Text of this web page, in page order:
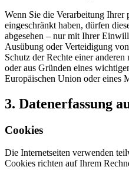
Wenn Sie die Verarbeitung Ihrer
eingeschränkt haben, dürfen
abgesehen – nur mit Ihrer
Ausübung oder Verteidigung
Schutz der Rechte einer
oder aus Gründen eines
Europäischen Union oder eines
3. Datenerfassung
Cookies
Die Internetseiten verwenden
Cookies richten auf Ihrem